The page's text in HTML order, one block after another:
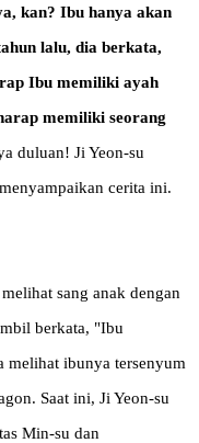
kan? Ibu hanya akan
lalu, dia berkata,
Ibu memiliki ayah
memiliki seorang
duluan! Ji Yeon-su
cerita ini.
sang anak dengan
berkata, "Ibu
melihat ibunya tersenyum
Saat ini, Ji Yeon-su
Min-su dan